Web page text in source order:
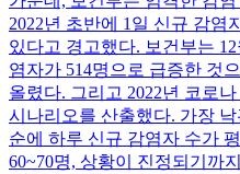
2022년 초반에 1일 신규 감염
있다고 경고했다. 보건부는
염자가 514명으로 급증한 것
올렸다. 그리고 2022년 코로
시나리오를 산출했다. 가장
순에 하루 신규 감염자 수가
60~70명, 상황이 진정되기까